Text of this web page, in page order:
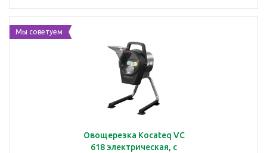
Мы советуем
Овощерезка Kocateq VC
618 электрическая, с